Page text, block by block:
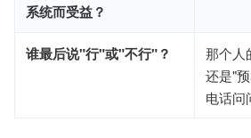
系统而受益？
谁最后说"行"或"不行"？
那个人
还是"
电话问